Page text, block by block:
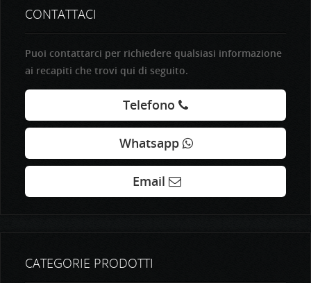
CONTATTACI
Puoi contattarci per richiedere qualsiasi informazione
ai recapiti che trovi qui di seguito.
Telefono
Whatsapp
Email
CATEGORIE PRODOTTI